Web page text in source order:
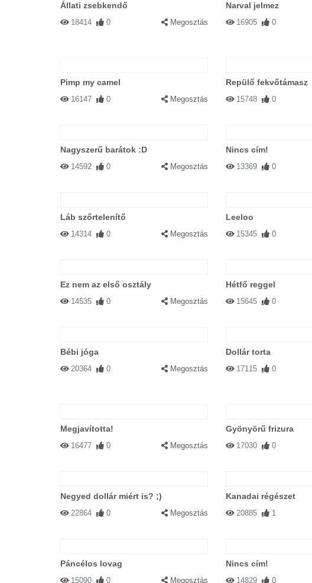
Állati zsebkendő
18414 0 Megosztás
Narval jelmez
16905 0
Pimp my camel
16147 0 Megosztás
Repülő fekvőtámasz
15748 0
Nagyszerű barátok :D
14592 0 Megosztás
Nincs cím!
13369 0
Láb szőrtelenítő
14314 0 Megosztás
Leeloo
15345 0
Ez nem az első osztály
14535 0 Megosztás
Hétfő reggel
15645 0
Bébi jóga
20364 0 Megosztás
Dollár torta
17115 0
Megjavította!
16477 0 Megosztás
Gyönyörű frizura
17030 0
Negyed dollár miért is? ;)
22864 0 Megosztás
Kanadai régészet
20885 1
Páncélos lovag
15090 0 Megosztás
Nincs cím!
14829 0